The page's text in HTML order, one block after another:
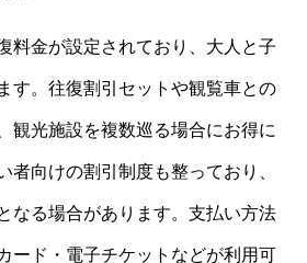
料金が設定されており、大人と子
す。往復割引セットや観覧車との
観光施設を複数巡る場合にお得に
者向けの割引制度も整っており、
なる場合があります。支払い方法
ード・電子チケットなどが利用可